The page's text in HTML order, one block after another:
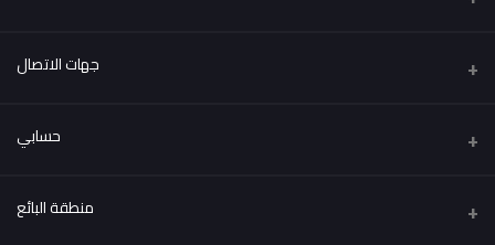
جهات الاتصال
عنوان
Babamisr Shopping
هاتف
حسابي
تسجيل الدخول
منطقة البائع